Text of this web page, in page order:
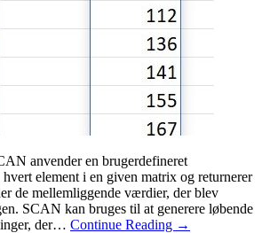
anvender en brugerdefineret
element i en given matrix og returnerer
de mellemliggende værdier, der blev
SCAN kan bruges til at generere løbende
der… Continue Reading →